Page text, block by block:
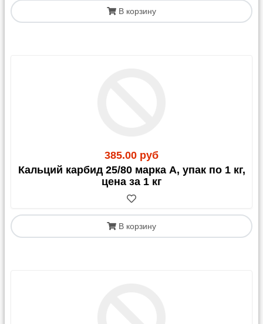
В корзину
385.00 руб
Кальций карбид 25/80 марка А, упак по 1 кг,
цена за 1 кг
В корзину